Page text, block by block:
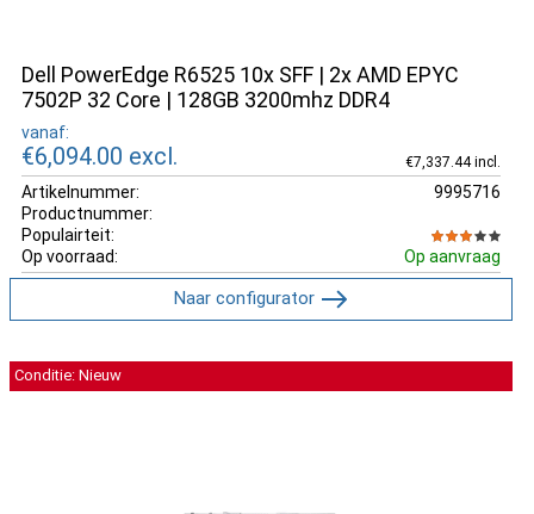
Dell PowerEdge R6525 10x SFF | 2x AMD EPYC
7502P 32 Core | 128GB 3200mhz DDR4
vanaf:
€6,094.00 excl. €7,337.44 incl.
Artikelnummer:
9995716
Productnummer:
Populairteit:
Op voorraad:
Op aanvraag
Naar configurator
Conditie: Nieuw